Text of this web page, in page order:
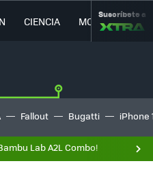
CIENCIA MOVILIDAD
Suscríbete a
Fallout Bugatti iPhone
Lab A2L Combo!